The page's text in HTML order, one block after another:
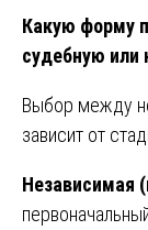
Какую форму
судебную или
Выбор между
зависит от
Независимая